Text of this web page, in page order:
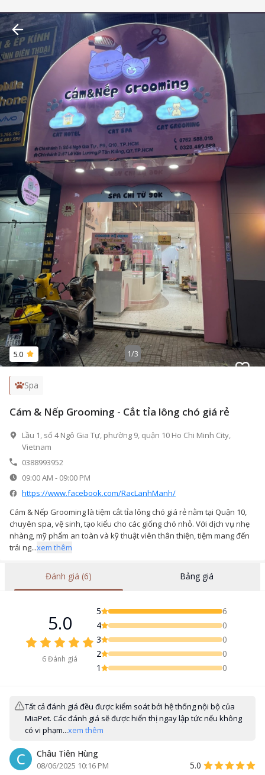
5.0 1/3
Spa
Cám & Nếp Grooming - Cắt tỉa lông chó giá rẻ
Lầu 1, số 4 Ngô Gia Tự, phường 9, quận 10 Ho Chi Minh City,
Vietnam
0388993952
09:00 AM - 09:00 PM
https://www.facebook.com/RacLanhManh/
Cám & Nếp Grooming là tiệm cắt tỉa lông chó giá rẻ nằm tại Quận 10,
chuyên spa, vệ sinh, tạo kiểu cho các giống chó nhỏ. Với dịch vụ nhẹ
nhàng, mỹ phẩm an toàn và kỹ thuật viên thân thiện, tiệm mang đến
trải ng...xem thêm
Đánh giá (6) Bảng giá
5.0
6Đánh giá
5
6
4
0
3
0
2
0
1
0
Tất cả đánh giá đều được kiểm soát bởi hệ thống nội bộ của
MiaPet. Các đánh giá sẽ được hiển thị ngay lập tức nếu không
có vi phạm...xem thêm
C Châu Tiên Hùng
08/06/2025 10:16 PM
5.0